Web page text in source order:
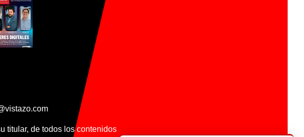
titular, de todos los contenidos